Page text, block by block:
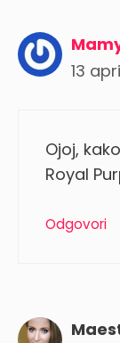
13
Ojoj,
Royal
Odgovori